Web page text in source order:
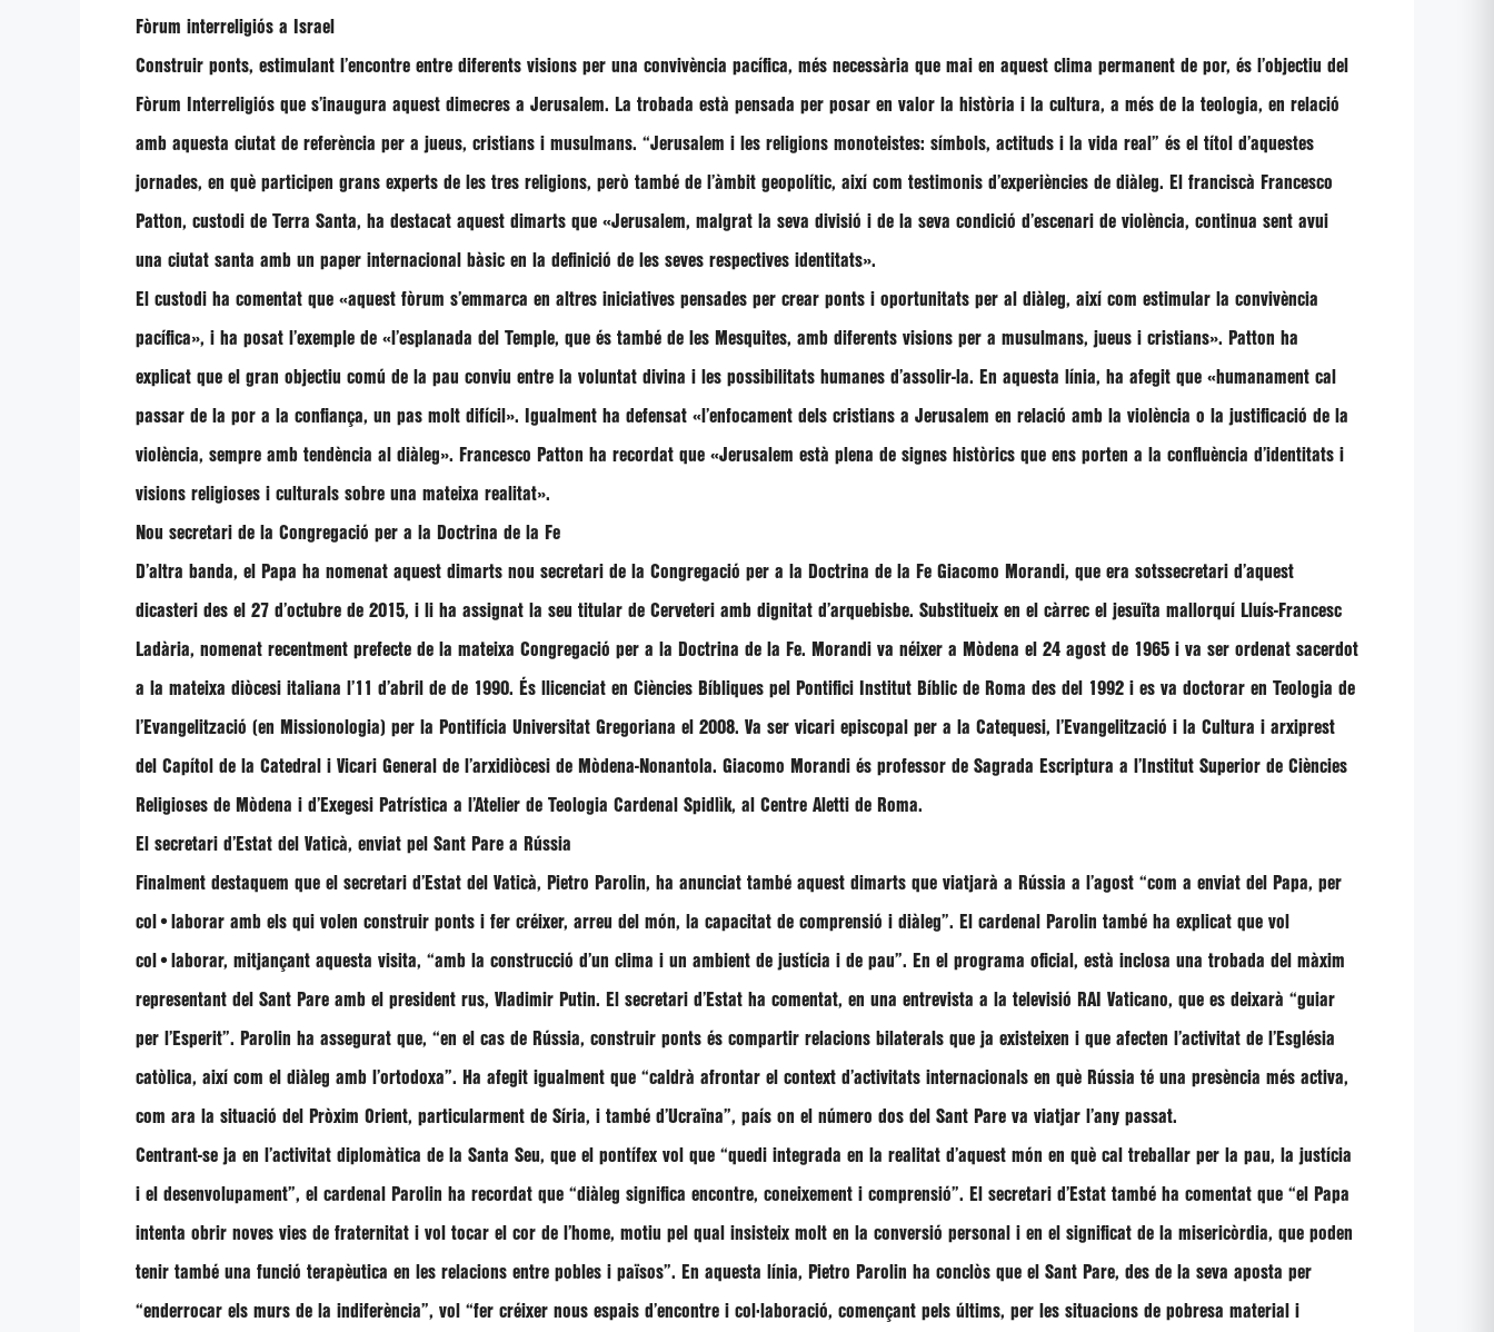
Fòrum interreligiós a Israel
Construir ponts, estimulant l’encontre entre diferents visions per una convivència pacífica, més necessària que mai en aquest clima permanent de por, és l’objectiu del
Fòrum Interreligiós que s’inaugura aquest dimecres a Jerusalem. La trobada està pensada per posar en valor la història i la cultura, a més de la teologia, en relació
amb aquesta ciutat de referència per a jueus, cristians i musulmans. “Jerusalem i les religions monoteistes: símbols, actituds i la vida real” és el títol d’aquestes
jornades, en què participen grans experts de les tres religions, però també de l’àmbit geopolític, així com testimonis d’experiències de diàleg. El franciscà Francesco
Patton, custodi de Terra Santa, ha destacat aquest dimarts que «Jerusalem, malgrat la seva divisió i de la seva condició d’escenari de violència, continua sent avui
una ciutat santa amb un paper internacional bàsic en la definició de les seves respectives identitats».
El custodi ha comentat que «aquest fòrum s’emmarca en altres iniciatives pensades per crear ponts i oportunitats per al diàleg, així com estimular la convivència
pacífica», i ha posat l’exemple de «l’esplanada del Temple, que és també de les Mesquites, amb diferents visions per a musulmans, jueus i cristians». Patton ha
explicat que el gran objectiu comú de la pau conviu entre la voluntat divina i les possibilitats humanes d’assolir-la. En aquesta línia, ha afegit que «humanament cal
passar de la por a la confiança, un pas molt difícil». Igualment ha defensat «l’enfocament dels cristians a Jerusalem en relació amb la violència o la justificació de la
violència, sempre amb tendència al diàleg». Francesco Patton ha recordat que «Jerusalem està plena de signes històrics que ens porten a la confluència d’identitats i
visions religioses i culturals sobre una mateixa realitat».
Nou secretari de la Congregació per a la Doctrina de la Fe
D’altra banda, el Papa ha nomenat aquest dimarts nou secretari de la Congregació per a la Doctrina de la Fe Giacomo Morandi, que era sotssecretari d’aquest
dicasteri des el 27 d’octubre de 2015, i li ha assignat la seu titular de Cerveteri amb dignitat d’arquebisbe. Substitueix en el càrrec el jesuïta mallorquí Lluís-Francesc
Ladària, nomenat recentment prefecte de la mateixa Congregació per a la Doctrina de la Fe. Morandi va néixer a Mòdena el 24 agost de 1965 i va ser ordenat sacerdot
a la mateixa diòcesi italiana l’11 d’abril de de 1990. És llicenciat en Ciències Bíbliques pel Pontifici Institut Bíblic de Roma des del 1992 i es va doctorar en Teologia de
l’Evangelització (en Missionologia) per la Pontifícia Universitat Gregoriana el 2008. Va ser vicari episcopal per a la Catequesi, l’Evangelització i la Cultura i arxiprest
del Capítol de la Catedral i Vicari General de l’arxidiòcesi de Mòdena-Nonantola. Giacomo Morandi és professor de Sagrada Escriptura a l’Institut Superior de Ciències
Religioses de Mòdena i d’Exegesi Patrística a l’Atelier de Teologia Cardenal Spidlìk, al Centre Aletti de Roma.
El secretari d’Estat del Vaticà, enviat pel Sant Pare a Rússia
Finalment destaquem que el secretari d’Estat del Vaticà, Pietro Parolin, ha anunciat també aquest dimarts que viatjarà a Rússia a l’agost “com a enviat del Papa, per
col•laborar amb els qui volen construir ponts i fer créixer, arreu del món, la capacitat de comprensió i diàleg”. El cardenal Parolin també ha explicat que vol
col•laborar, mitjançant aquesta visita, “amb la construcció d’un clima i un ambient de justícia i de pau”. En el programa oficial, està inclosa una trobada del màxim
representant del Sant Pare amb el president rus, Vladimir Putin. El secretari d’Estat ha comentat, en una entrevista a la televisió RAI Vaticano, que es deixarà “guiar
per l’Esperit”. Parolin ha assegurat que, “en el cas de Rússia, construir ponts és compartir relacions bilaterals que ja existeixen i que afecten l’activitat de l’Església
catòlica, així com el diàleg amb l’ortodoxa”. Ha afegit igualment que “caldrà afrontar el context d’activitats internacionals en què Rússia té una presència més activa,
com ara la situació del Pròxim Orient, particularment de Síria, i també d’Ucraïna”, país on el número dos del Sant Pare va viatjar l’any passat.
Centrant-se ja en l’activitat diplomàtica de la Santa Seu, que el pontífex vol que “quedi integrada en la realitat d’aquest món en què cal treballar per la pau, la justícia
i el desenvolupament”, el cardenal Parolin ha recordat que “diàleg significa encontre, coneixement i comprensió”. El secretari d’Estat també ha comentat que “el Papa
intenta obrir noves vies de fraternitat i vol tocar el cor de l’home, motiu pel qual insisteix molt en la conversió personal i en el significat de la misericòrdia, que poden
tenir també una funció terapèutica en les relacions entre pobles i països”. En aquesta línia, Pietro Parolin ha conclòs que el Sant Pare, des de la seva aposta per
“enderrocar els murs de la indiferència”, vol “fer créixer nous espais d’encontre i col·laboració, començant pels últims, per les situacions de pobresa material i